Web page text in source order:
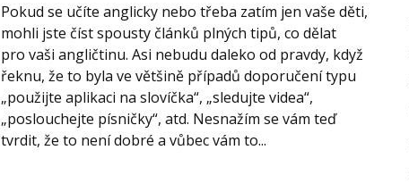
Pokud se učíte anglicky nebo třeba zatím jen vaše děti,
mohli jste číst spousty článků plných tipů, co dělat
pro vaši angličtinu. Asi nebudu daleko od pravdy, když
řeknu, že to byla ve většině případů doporučení typu
„použijte aplikaci na slovíčka“, „sledujte videa“,
„poslouchejte písničky“, atd. Nesnažím se vám teď
tvrdit, že to není dobré a vůbec vám to...